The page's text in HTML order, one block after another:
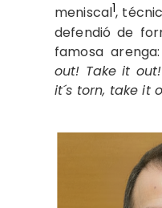
meniscal1,
defendió de
famosa
out! Take it
it´s torn, take it